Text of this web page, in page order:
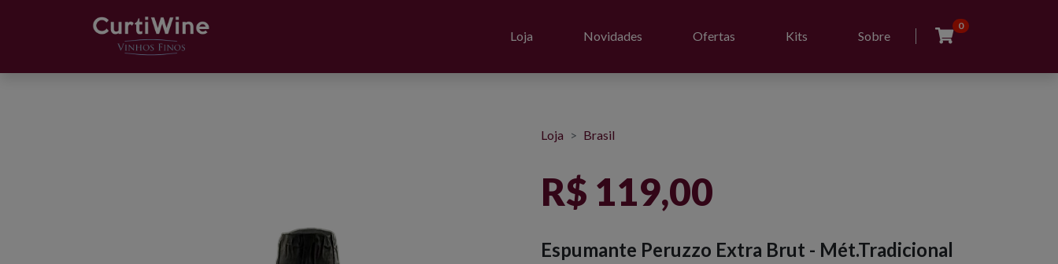
0
Loja Novidades Ofertas Kits Sobre
Loja Brasil
R$ 119,00
Espumante Peruzzo Extra Brut - Mét.Tradicional